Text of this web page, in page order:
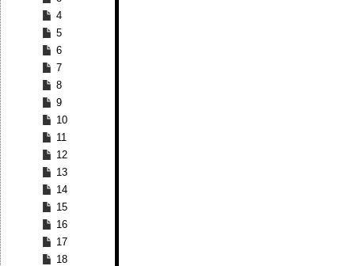
4
5
6
7
8
9
10
11
12
13
14
15
16
17
18